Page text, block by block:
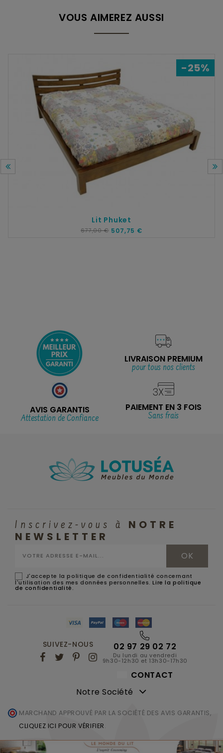
VOUS AIMEREZ AUSSI
-25%
Lit Phuket
677,00 € 507,75 €
LIVRAISON PREMIUM
pour tous nos clients
AVIS GARANTIS
Attestation de Confiance
PAIEMENT EN 3 FOIS
Sans frais
Inscrivez-vous à
NOTRE
NEWSLETTER
J'accepte la politique de confidentialité concernant
l'utilisation des mes données personnelles.Lire la politique
de confidentialité.
SUIVEZ-NOUS 02 97 29 02 72
Du lundi au vendredi
9h30-12h30 et 13h30-17h30
CONTACT
Notre Société
MARCHAND APPROUVÉ PAR LA SOCIÉTÉ DES AVIS GARANTIS,
CLIQUEZ ICI POUR VÉRIFIER.